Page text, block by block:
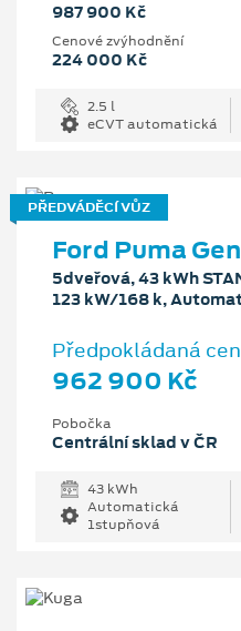
987 900 Kč
Cenové zvýhodnění
224 000 Kč
2.5 l
eCVT automatická
PŘEDVÁDĚCÍ VŮZ
Ford Puma
5dveřová, 43 kWh
123 kW/168 k,
Předpokládaná
962 900 Kč
Pobočka
Centrální sklad v ČR
43 kWh
Automatická
1stupňová